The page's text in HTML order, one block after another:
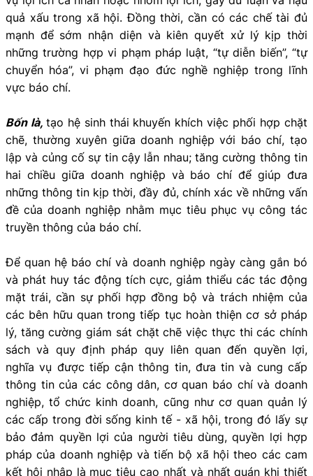
quả xấu trong xã hội. Đồng thời, cần có các chế tài đủ
mạnh để sớm nhận diện và kiên quyết xử lý kịp thời
những trường hợp vi phạm pháp luật, “tự diễn biến”, “tự
chuyển hóa”, vi phạm đạo đức nghề nghiệp trong lĩnh
vực báo chí.
Bốn là, tạo hệ sinh thái khuyến khích việc phối hợp chặt
chẽ, thường xuyên giữa doanh nghiệp với báo chí, tạo
lập và củng cố sự tin cậy lẫn nhau; tăng cường thông tin
hai chiều giữa doanh nghiệp và báo chí để giúp đưa
những thông tin kịp thời, đầy đủ, chính xác về những vấn
đề của doanh nghiệp nhằm mục tiêu phục vụ công tác
truyền thông của báo chí.
Để quan hệ báo chí và doanh nghiệp ngày càng gắn bó
và phát huy tác động tích cực, giảm thiểu các tác động
mặt trái, cần sự phối hợp đồng bộ và trách nhiệm của
các bên hữu quan trong tiếp tục hoàn thiện cơ sở pháp
lý, tăng cường giám sát chặt chẽ việc thực thi các chính
sách và quy định pháp quy liên quan đến quyền lợi,
nghĩa vụ được tiếp cận thông tin, đưa tin và cung cấp
thông tin của các công dân, cơ quan báo chí và doanh
nghiệp, tổ chức kinh doanh, cũng như cơ quan quản lý
các cấp trong đời sống kinh tế - xã hội, trong đó lấy sự
bảo đảm quyền lợi của người tiêu dùng, quyền lợi hợp
pháp của doanh nghiệp và tiến bộ xã hội theo các cam
kết hội nhập là mục tiêu cao nhất và nhất quán khi thiết